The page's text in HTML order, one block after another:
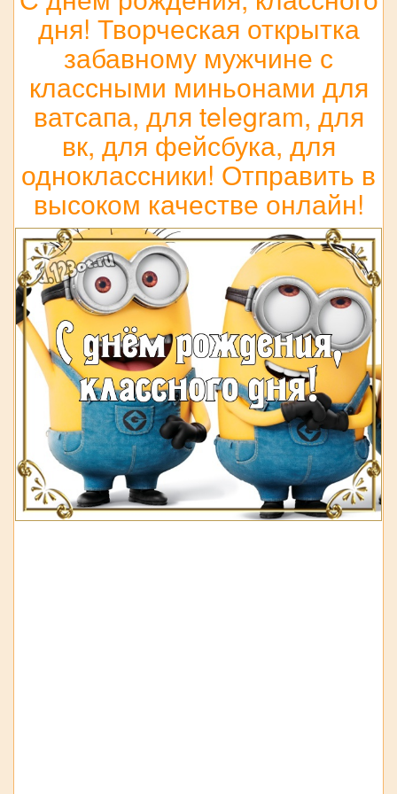
дня! Творческая открытка
забавному мужчине с
классными миньонами для
ватсапа, для telegram, для
вк, для фейсбука, для
одноклассники! Отправить в
высоком качестве онлайн!